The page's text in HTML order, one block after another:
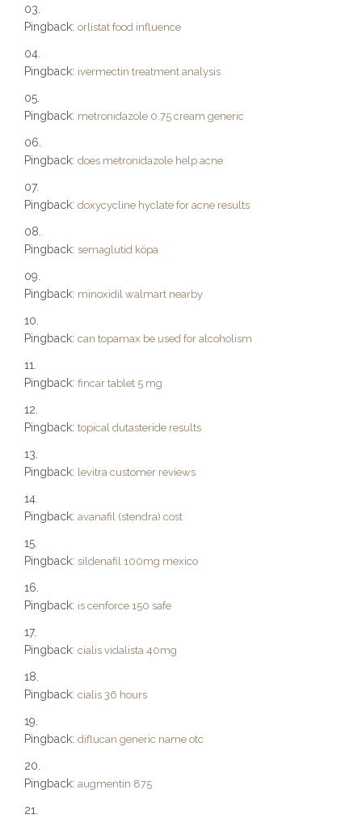
Pingback: orlistat food influence
Pingback: ivermectin treatment analysis
Pingback: metronidazole 0.75 cream generic
Pingback: does metronidazole help acne
Pingback: doxycycline hyclate for acne results
Pingback: semaglutid köpa
Pingback: minoxidil walmart nearby
Pingback: can topamax be used for alcoholism
Pingback: fincar tablet 5 mg
Pingback: topical dutasteride results
Pingback: levitra customer reviews
Pingback: avanafil (stendra) cost
Pingback: sildenafil 100mg mexico
Pingback: is cenforce 150 safe
Pingback: cialis vidalista 40mg
Pingback: cialis 36 hours
Pingback: diflucan generic name otc
Pingback: augmentin 875